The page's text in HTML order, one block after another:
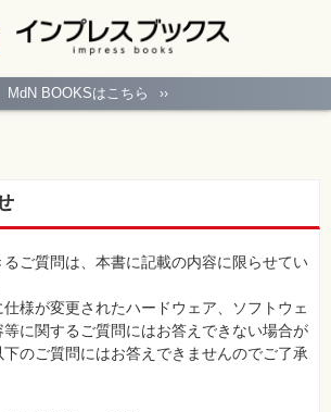
MdN BOOKSはこちら ››
ご質問は、本書に記載の内容に限らせてい
様が変更されたハードウェア、ソフトウェ
に関するご質問にはお答えできない場合が
のご質問にはお答えできませんのでご了承